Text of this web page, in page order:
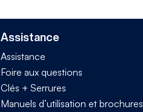
Assistance
Assistance
Foire aux questions
Clés + Serrures
Manuels d’utilisation et brochures